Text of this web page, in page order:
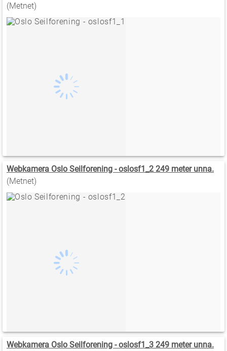
(Metnet)
Webkamera Oslo Seilforening - oslosf1_2 249 meter unna.
(Metnet)
Webkamera Oslo Seilforening - oslosf1_3 249 meter unna.